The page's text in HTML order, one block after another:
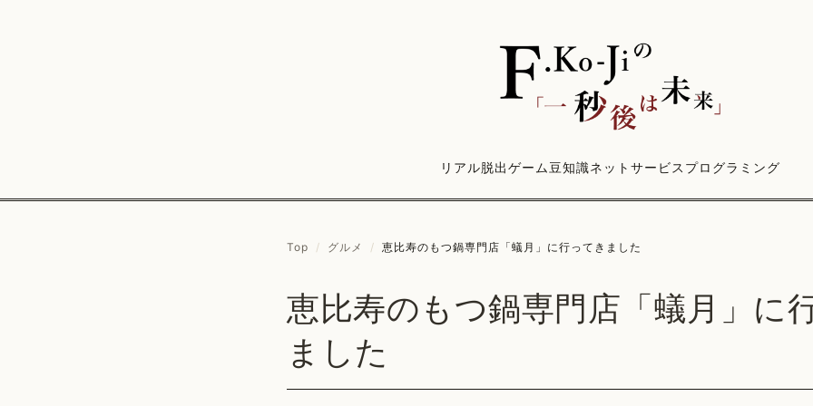
リアル脱出ゲーム豆知識ネットサービス プログラミング
Top / グルメ / 恵比寿のもつ鍋専門店「蟻月」に行ってきました
恵比寿のもつ鍋専門店「蟻月」に
ました